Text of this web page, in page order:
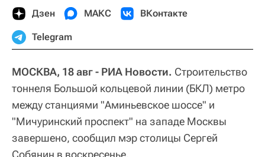
Дзен МАКС ВКонтакте
Telegram
МОСКВА, 18 авг - РИА Новости. Строительство
тоннеля Большой кольцевой линии (БКЛ) метро
между станциями "Аминьевское шоссе" и
"Мичуринский проспект" на западе Москвы
завершено, сообщил мэр столицы Сергей
Собянин в воскресенье.